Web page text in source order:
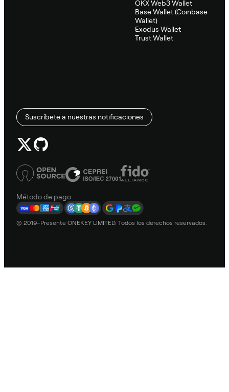
OKX Web3 Wallet
Base Wallet (Coinbase
Wallet)
Exodus Wallet
Trust Wallet
Suscríbete a nuestras notificaciones
Método de pago
© 2019–Presente ONEKEY LIMITED. Todos los derechos reservados.